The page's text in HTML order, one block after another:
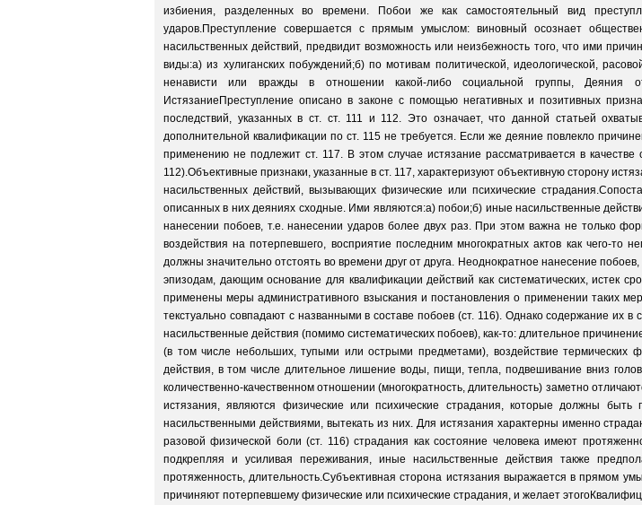
избиения, разделенных во времени. Побои же как самостоятельный вид
ударов.Преступление совершается с прямым умыслом: виновный осознает
насильственных действий, предвидит возможность или неизбежность того, что ими
виды:а) из хулиганских побуждений;б) по мотивам политической, идеологической,
ненависти или вражды в отношении какой-либо социальной группы, Деяния
ИстязаниеПреступление описано в законе с помощью негативных и позитивных
последствий, указанных в ст. ст. 111 и 112. Это означает, что данной статьей
дополнительной квалификации по ст. 115 не требуется. Если же деяние повлекло
применению не подлежит ст. 117. В этом случае истязание рассматривается в
112).Объективные признаки, указанные в ст. 117, характеризуют объективную сторону
насильственных действий, вызывающих физические или психические
описанных в них деяниях сходные. Ими являются:а) побои;б) иные насильственные
нанесении побоев, т.е. нанесении ударов более двух раз. При этом важна не только
воздействия на потерпевшего, восприятие последним многократных актов как чего-то
должны значительно отстоять во времени друг от друга. Неоднократное нанесение
эпизодам, дающим основание для квалификации действий как систематических, истек
применены меры административного взыскания и постановления о применении таких
текстуально совпадают с названными в составе побоев (ст. 116). Однако содержание их
насильственные действия (помимо систематических побоев), как-то: длительное
(в том числе небольших, тупыми или острыми предметами), воздействие термических
действия, в том числе длительное лишение воды, пищи, тепла, подвешивание вниз
количественно-качественном отношении (многократность, длительность) заметно
истязания, являются физические или психические страдания, которые должны
насильственными действиями, вытекать из них. Для истязания характерны именно
разовой физической боли (ст. 116) страдания как состояние человека имеют
подкрепляя и усиливая переживания, иные насильственные действия также
протяженность, длительность.Субъективная сторона истязания выражается в прямом
причиняют потерпевшему физические или психические страдания, и желает